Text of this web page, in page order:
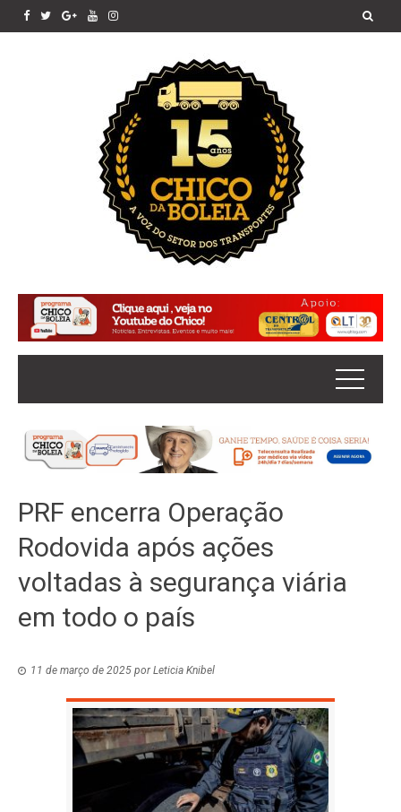
PRF encerra Operação
Rodovida após ações
voltadas à segurança viária
em todo o país
11 de março de 2025 porLeticia Knibel